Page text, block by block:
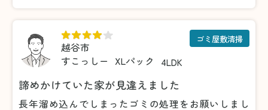
越谷市
すこっしー
XLパック 4LDK
ゴミ屋敷清掃
諦めかけていた家が見違えました
長年溜め込んでしまったゴミの処理をお願いしまし